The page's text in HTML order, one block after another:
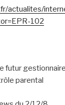
actualites/
102
futur
parental